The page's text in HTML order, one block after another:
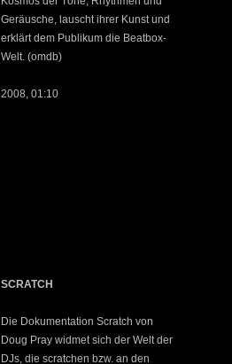
Geräusche, lauscht ihrer Kunst und
erklärt dem Publikum die Beatbox-
Welt. (omdb)
2008, 01:10
SCRATCH
Die Dokumentation Scratch von
Doug Pray widmet sich der Welt der
DJs, die scratchen bzw. an den